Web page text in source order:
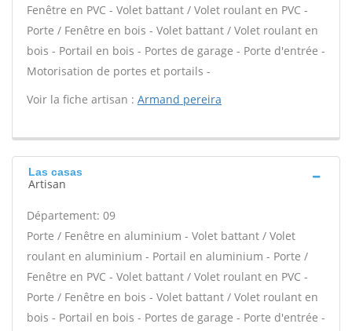
Fenêtre en PVC - Volet battant / Volet roulant en PVC -
Porte / Fenêtre en bois - Volet battant / Volet roulant en
bois - Portail en bois - Portes de garage - Porte d'entrée -
Motorisation de portes et portails -
Voir la fiche artisan : Armand pereira
Las casas
Artisan
Département: 09
Porte / Fenêtre en aluminium - Volet battant / Volet
roulant en aluminium - Portail en aluminium - Porte /
Fenêtre en PVC - Volet battant / Volet roulant en PVC -
Porte / Fenêtre en bois - Volet battant / Volet roulant en
bois - Portail en bois - Portes de garage - Porte d'entrée -